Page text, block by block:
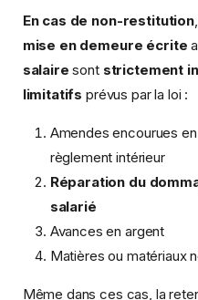
En cas de non-restitution
mise en demeure écrite
salaire sont strictement
limitatifs prévus par la loi :
Amendes encourues
règlement intérieur
Réparation du
salarié
Avances en argent
Matières ou matériaux
Même dans ces cas, la